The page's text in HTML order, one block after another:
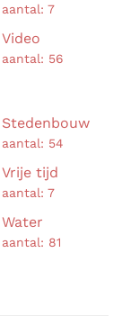
aantal: 7
Video
aantal: 56
Stedenbouw
aantal: 54
Vrije tijd
aantal: 7
Water
aantal: 81